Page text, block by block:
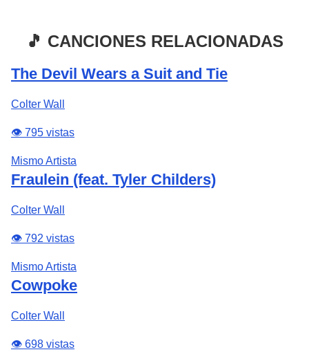
🎵 CANCIONES RELACIONADAS
The Devil Wears a Suit and Tie
Colter Wall
👁️ 795 vistas
Mismo Artista
Fraulein (feat. Tyler Childers)
Colter Wall
👁️ 792 vistas
Mismo Artista
Cowpoke
Colter Wall
👁️ 698 vistas